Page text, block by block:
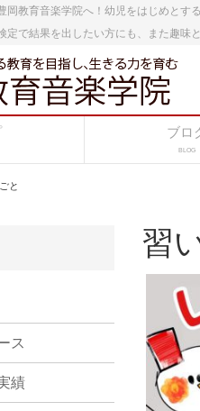
岡教育音楽学院へ！幼児をはじめと
定で結果を出したい方にも、また趣味
ブロ
BLOG
と
習
ス
績